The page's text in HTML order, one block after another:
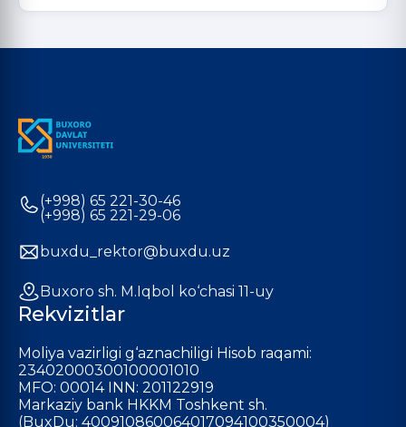
(+998) 65 221-30-46
(+998) 65 221-29-06
buxdu_rektor@buxdu.uz
Buxoro sh. M.Iqbol ko‘chasi 11-uy
Rekvizitlar
Moliya vazirligi g‘aznachiligi Hisob raqami:
23402000300100001010
MFO: 00014 INN: 201122919
Markaziy bank HKKM Toshkent sh.
(BuxDu: 400910860064017094100350004)